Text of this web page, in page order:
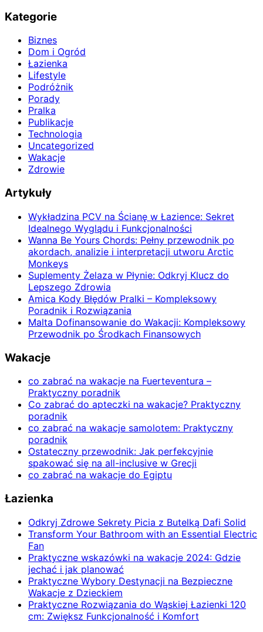
Kategorie
Biznes
Dom i Ogród
Łazienka
Lifestyle
Podróżnik
Porady
Pralka
Publikacje
Technologia
Uncategorized
Wakacje
Zdrowie
Artykuły
Wykładzina PCV na Ścianę w Łazience: Sekret
Idealnego Wyglądu i Funkcjonalności
Wanna Be Yours Chords: Pełny przewodnik po
akordach, analizie i interpretacji utworu Arctic
Monkeys
Suplementy Żelaza w Płynie: Odkryj Klucz do
Lepszego Zdrowia
Amica Kody Błędów Pralki – Kompleksowy
Poradnik i Rozwiązania
Malta Dofinansowanie do Wakacji: Kompleksowy
Przewodnik po Środkach Finansowych
Wakacje
co zabrać na wakacje na Fuerteventura –
Praktyczny poradnik
Co zabrać do apteczki na wakacje? Praktyczny
poradnik
co zabrać na wakacje samolotem: Praktyczny
poradnik
Ostateczny przewodnik: Jak perfekcyjnie
spakować się na all-inclusive w Grecji
co zabrać na wakacje do Egiptu
Łazienka
Odkryj Zdrowe Sekrety Picia z Butelką Dafi Solid
Transform Your Bathroom with an Essential Electric
Fan
Praktyczne wskazówki na wakacje 2024: Gdzie
jechać i jak planować
Praktyczne Wybory Destynacji na Bezpieczne
Wakacje z Dzieckiem
Praktyczne Rozwiązania do Wąskiej Łazienki 120
cm: Zwiększ Funkcjonalność i Komfort